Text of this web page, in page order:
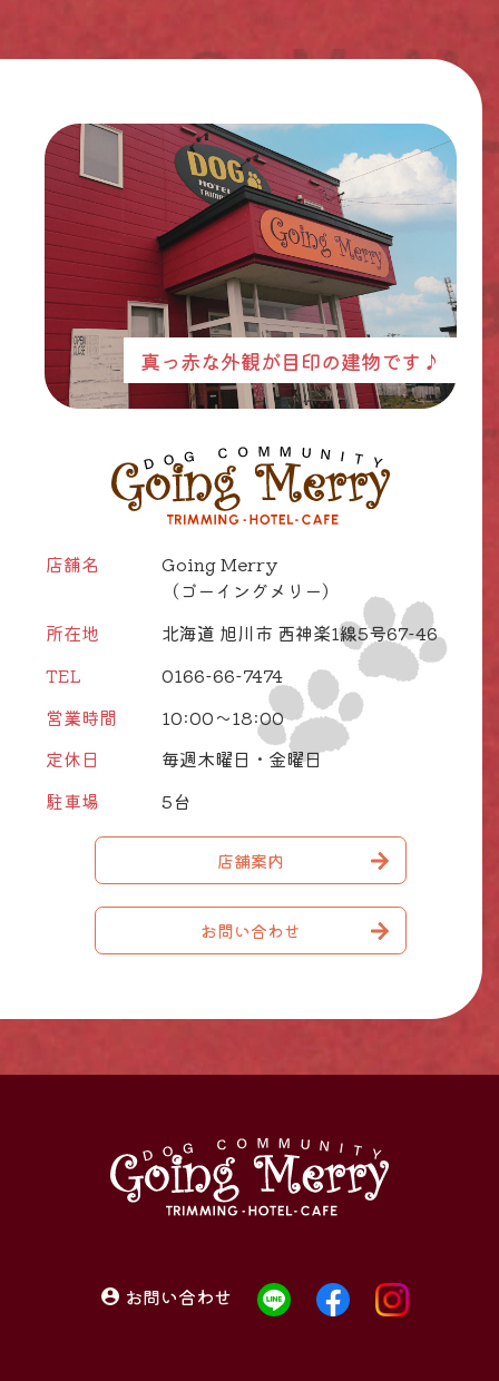
真っ赤な外観が目印の建物です♪
店舗名
Going Merry
（ゴーイングメリー）
所在地
北海道 旭川市 西神楽1線5号67-46
TEL
0166-66-7474
営業時間
10:00～18:00
定休日
毎週木曜日・金曜日
駐車場
5台
店舗案内
お問い合わせ
お問い合わせ